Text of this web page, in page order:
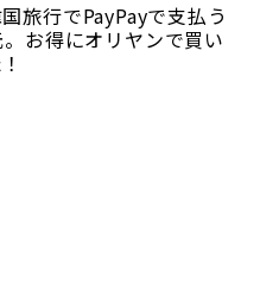
旅行でPayPayで支払う
お得にオリヤンで買い